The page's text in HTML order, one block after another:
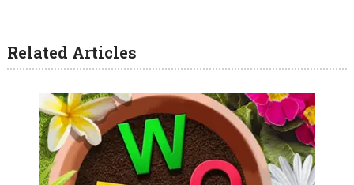
Related Articles